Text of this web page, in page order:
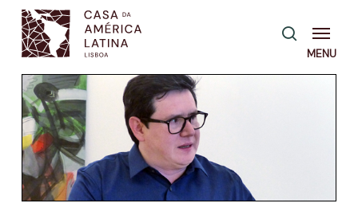
Skip
main
content
pesquisa
Menu